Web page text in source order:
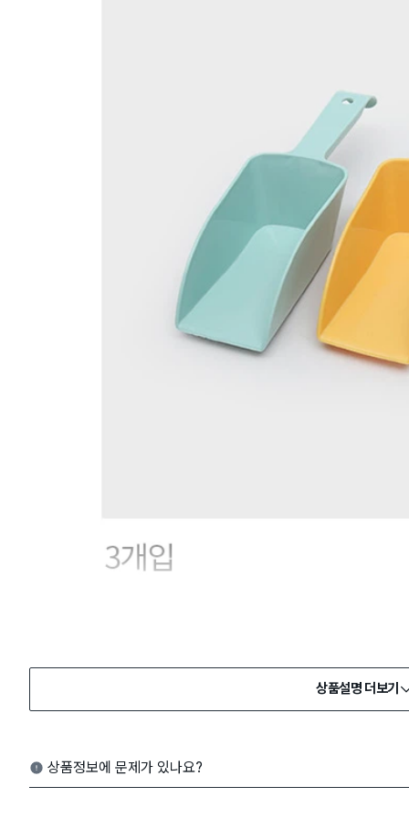
상품설명 더보기
상품정보에 문제가 있나요?